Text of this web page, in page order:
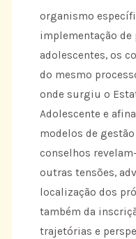
organismo
implementação
adolescentes, os
do mesmo
onde surgiu o
Adolescente e
modelos de
conselhos
outras tensões,
localização dos
também da
trajetórias e